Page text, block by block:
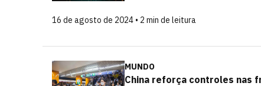
16 de agosto de 2024 • 2 min de leitura
MUNDO
China reforça controles nas